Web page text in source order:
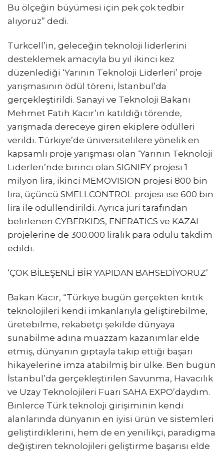
Bu ölçeğin büyümesi için pek çok tedbir
alıyoruz” dedi.
Turkcell’in, geleceğin teknoloji liderlerini
desteklemek amacıyla bu yıl ikinci kez
düzenlediği ‘Yarının Teknoloji Liderleri’ proje
yarışmasının ödül töreni, İstanbul’da
gerçekleştirildi. Sanayi ve Teknoloji Bakanı
Mehmet Fatih Kacır’ın katıldığı törende,
yarışmada dereceye giren ekiplere ödülleri
verildi. Türkiye’de üniversitelilere yönelik en
kapsamlı proje yarışması olan ‘Yarının Teknoloji
Liderleri’nde birinci olan SIGNIFY projesi 1
milyon lira, ikinci MEMOVISION projesi 800 bin
lira, üçüncü SMELLCONTROL projesi ise 600 bin
lira ile ödüllendirildi. Ayrıca jüri tarafından
belirlenen CYBERKIDS, ENERATICS ve KAZAI
projelerine de 300.000 liralık para ödülü takdim
edildi.
‘ÇOK BİLEŞENLİ BİR YAPIDAN BAHSEDİYORUZ’
Bakan Kacır, “Türkiye bugün gerçekten kritik
teknolojileri kendi imkanlarıyla geliştirebilme,
üretebilme, rekabetçi şekilde dünyaya
sunabilme adına muazzam kazanımlar elde
etmiş, dünyanın gıptayla takip ettiği başarı
hikayelerine imza atabilmiş bir ülke. Ben bugün
İstanbul’da gerçekleştirilen Savunma, Havacılık
ve Uzay Teknolojileri Fuarı SAHA EXPO’daydım.
Binlerce Türk teknoloji girişiminin kendi
alanlarında dünyanın en iyisi ürün ve sistemleri
geliştirdiklerini, hem de en yenilikçi, paradigma
değiştiren teknolojileri geliştirme başarısı elde